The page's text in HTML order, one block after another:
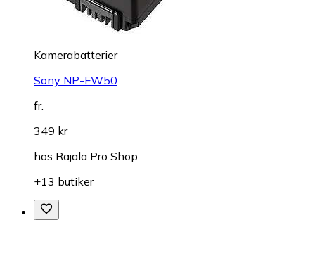
Kamerabatterier
Sony NP-FW50
fr.
349 kr
hos Rajala Pro Shop
+13 butiker